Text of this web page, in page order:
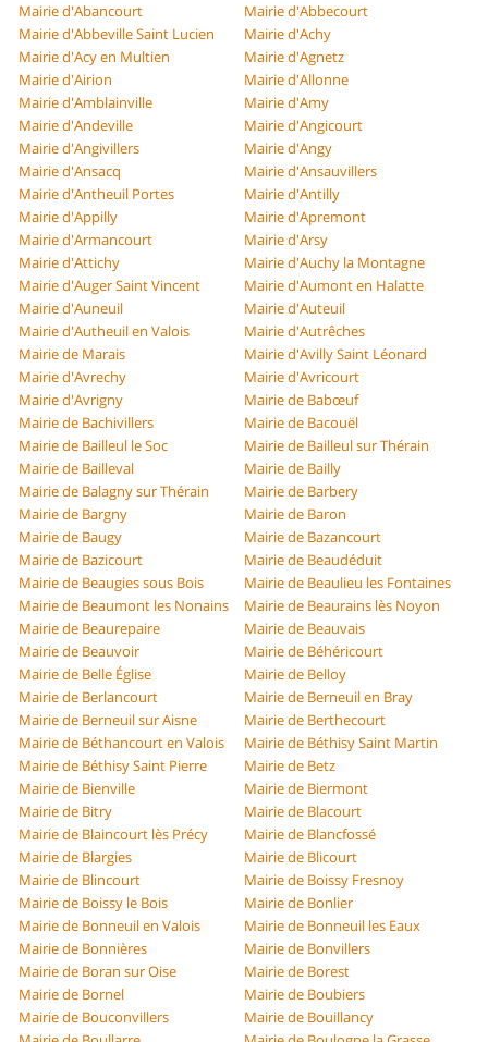
Mairie d'Abancourt
Mairie d'Abbecourt
Mairie d'Abbeville Saint Lucien
Mairie d'Achy
Mairie d'Acy en Multien
Mairie d'Agnetz
Mairie d'Airion
Mairie d'Allonne
Mairie d'Amblainville
Mairie d'Amy
Mairie d'Andeville
Mairie d'Angicourt
Mairie d'Angivillers
Mairie d'Angy
Mairie d'Ansacq
Mairie d'Ansauvillers
Mairie d'Antheuil Portes
Mairie d'Antilly
Mairie d'Appilly
Mairie d'Apremont
Mairie d'Armancourt
Mairie d'Arsy
Mairie d'Attichy
Mairie d'Auchy la Montagne
Mairie d'Auger Saint Vincent
Mairie d'Aumont en Halatte
Mairie d'Auneuil
Mairie d'Auteuil
Mairie d'Autheuil en Valois
Mairie d'Autrêches
Mairie de Marais
Mairie d'Avilly Saint Léonard
Mairie d'Avrechy
Mairie d'Avricourt
Mairie d'Avrigny
Mairie de Babœuf
Mairie de Bachivillers
Mairie de Bacouël
Mairie de Bailleul le Soc
Mairie de Bailleul sur Thérain
Mairie de Bailleval
Mairie de Bailly
Mairie de Balagny sur Thérain
Mairie de Barbery
Mairie de Bargny
Mairie de Baron
Mairie de Baugy
Mairie de Bazancourt
Mairie de Bazicourt
Mairie de Beaudéduit
Mairie de Beaugies sous Bois
Mairie de Beaulieu les Fontaines
Mairie de Beaumont les Nonains
Mairie de Beaurains lès Noyon
Mairie de Beaurepaire
Mairie de Beauvais
Mairie de Beauvoir
Mairie de Béhéricourt
Mairie de Belle Église
Mairie de Belloy
Mairie de Berlancourt
Mairie de Berneuil en Bray
Mairie de Berneuil sur Aisne
Mairie de Berthecourt
Mairie de Béthancourt en Valois
Mairie de Béthisy Saint Martin
Mairie de Béthisy Saint Pierre
Mairie de Betz
Mairie de Bienville
Mairie de Biermont
Mairie de Bitry
Mairie de Blacourt
Mairie de Blaincourt lès Précy
Mairie de Blancfossé
Mairie de Blargies
Mairie de Blicourt
Mairie de Blincourt
Mairie de Boissy Fresnoy
Mairie de Boissy le Bois
Mairie de Bonlier
Mairie de Bonneuil en Valois
Mairie de Bonneuil les Eaux
Mairie de Bonnières
Mairie de Bonvillers
Mairie de Boran sur Oise
Mairie de Borest
Mairie de Bornel
Mairie de Boubiers
Mairie de Bouconvillers
Mairie de Bouillancy